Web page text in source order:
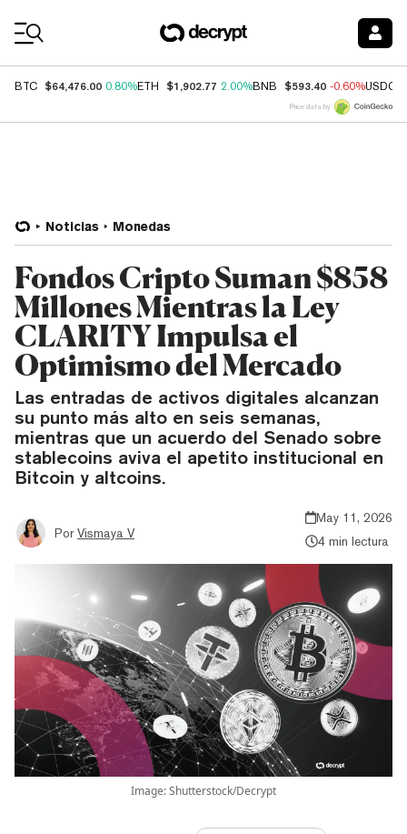
BTC $64,476.00 0.80%ETH $1,902.77 2.00%BNB $593.40 -0.60%USDC
Price data by
Noticias Monedas
Fondos Cripto Suman $858
Millones Mientras la Ley
CLARITY Impulsa el
Optimismo del Mercado
Las entradas de activos digitales alcanzan
su punto más alto en seis semanas,
mientras que un acuerdo del Senado sobre
stablecoins aviva el apetito institucional en
Bitcoin y altcoins.
Por Vismaya V
May 11, 2026
4 min lectura
Image: Shutterstock/Decrypt